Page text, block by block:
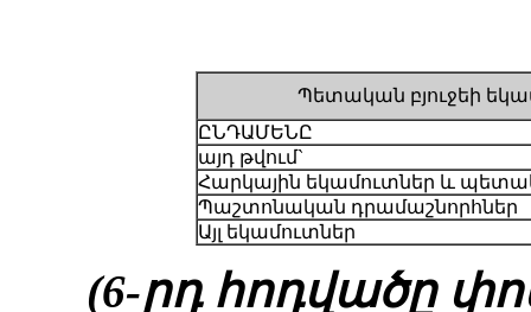
Պետական բյուջեի
ԸՆԴԱՄԵՆԸ
այդ թվում`
Հարկային եկամուտներ և
Պաշտոնական դրամաշնորհներ
Այլ եկամուտներ
(6-րդ հոդվածը